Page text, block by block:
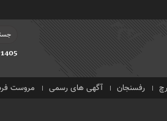
رفسنجان آگهی های رسمی مروست